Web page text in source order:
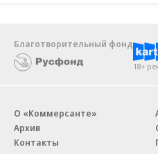
Благотворительный фонд
18+
О «Коммерсанте»
Архив
Контакты